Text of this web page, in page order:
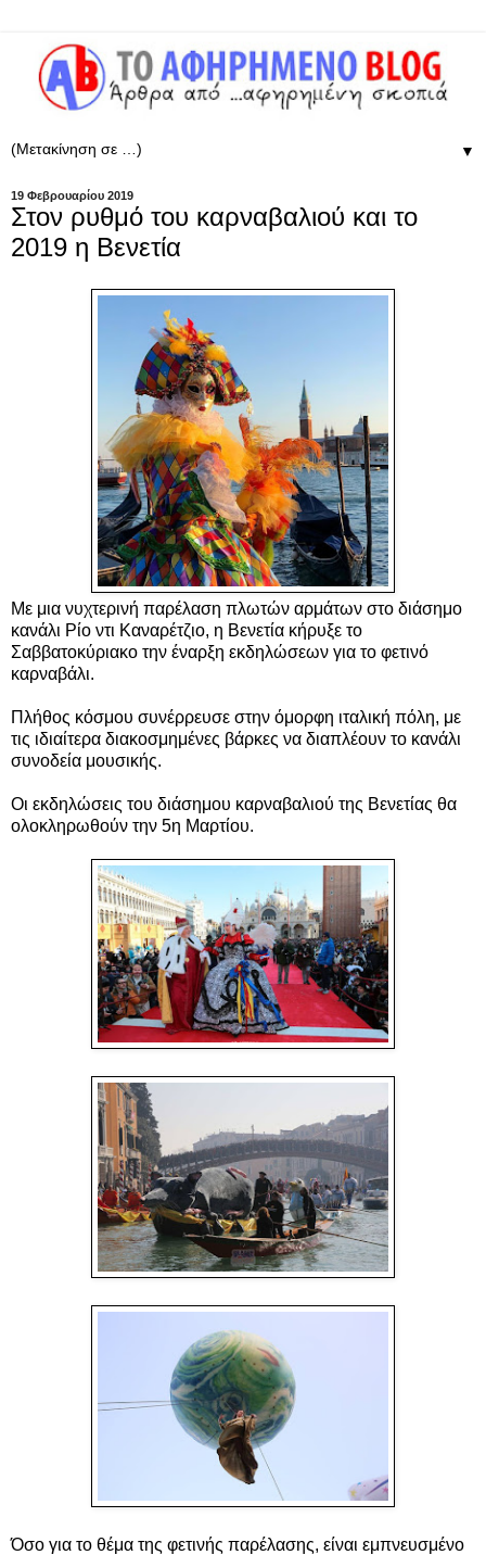
▼
19 Φεβρουαρίου 2019
Στον ρυθμό του καρναβαλιού και το
2019 η Βενετία
Με μια νυχτερινή παρέλαση πλωτών αρμάτων στο διάσημο
κανάλι Ρίο ντι Καναρέτζιο, η Βενετία κήρυξε το
Σαββατοκύριακο την έναρξη εκδηλώσεων για το φετινό
καρναβάλι.
Πλήθος κόσμου συνέρρευσε στην όμορφη ιταλική πόλη, με
τις ιδιαίτερα διακοσμημένες βάρκες να διαπλέουν το κανάλι
συνοδεία μουσικής.
Οι εκδηλώσεις του διάσημου καρναβαλιού της Βενετίας θα
ολοκληρωθούν την 5η Μαρτίου.
Όσο για το θέμα της φετινής παρέλασης, είναι εμπνευσμένο